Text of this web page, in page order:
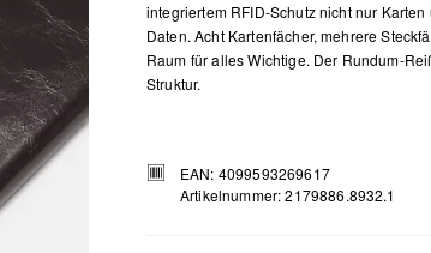
integriertem RFID-Schutz nicht nur
Daten. Acht Kartenfächer, mehrere
Raum für alles Wichtige. Der Rundum-
Struktur.
EAN: 4099593269617
Artikelnummer: 2179886.8932.1